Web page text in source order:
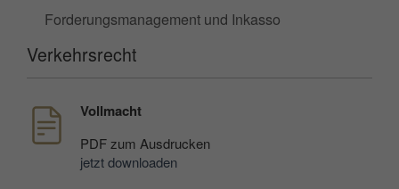
Forderungsmanagement und Inkasso
Verkehrsrecht
Vollmacht
PDF zum Ausdrucken
jetzt downloaden